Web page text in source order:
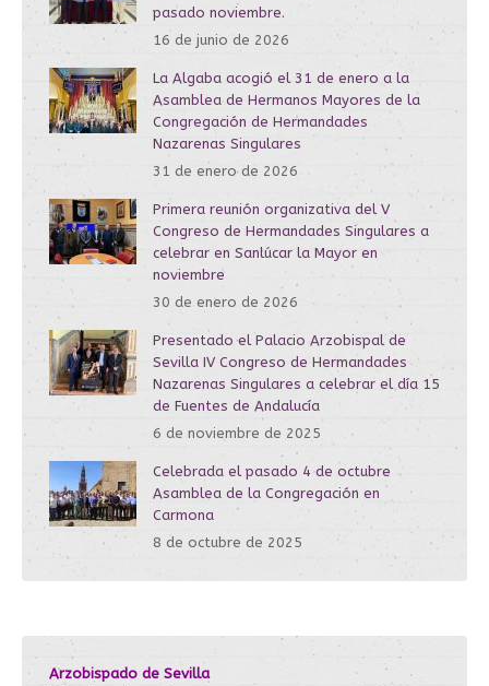
pasado noviembre.
16 de junio de 2026
La Algaba acogió el 31 de enero a la
Asamblea de Hermanos Mayores de la
Congregación de Hermandades
Nazarenas Singulares
31 de enero de 2026
Primera reunión organizativa del V
Congreso de Hermandades Singulares a
celebrar en Sanlúcar la Mayor en
noviembre
30 de enero de 2026
Presentado el Palacio Arzobispal de
Sevilla IV Congreso de Hermandades
Nazarenas Singulares a celebrar el día 15
de Fuentes de Andalucía
6 de noviembre de 2025
Celebrada el pasado 4 de octubre
Asamblea de la Congregación en
Carmona
8 de octubre de 2025
Arzobispado de Sevilla